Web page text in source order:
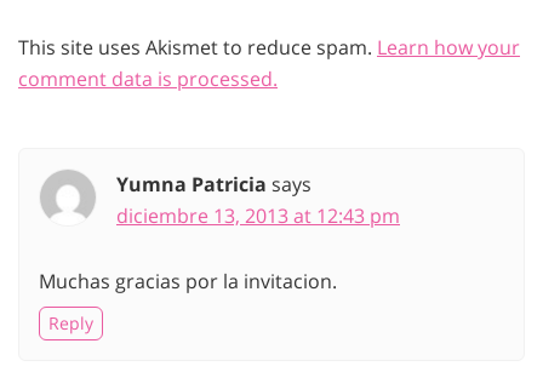
This site uses Akismet to reduce spam. Learn how your
comment data is processed.
Yumna Patricia says
diciembre 13, 2013 at 12:43 pm
Muchas gracias por la invitacion.
Reply